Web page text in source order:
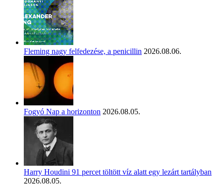
Fleming nagy felfedezése, a penicillin 2026.08.06.
Fogyó Nap a horizonton 2026.08.05.
Harry Houdini 91 percet töltött víz alatt egy lezárt tartályban
2026.08.05.